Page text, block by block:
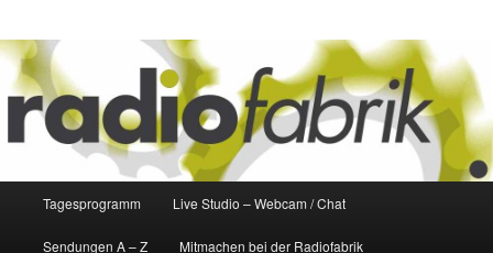
Tagesprogramm Live Studio – Webcam / Chat
Sendungen A – Z Mitmachen bei der Radiofabrik